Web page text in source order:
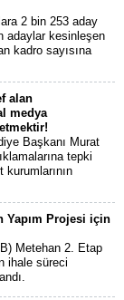
2 bin 253 aday
adaylar kesinleşen
kadro sayısına
alan
medya
Başkanı Murat
tepki
Yapım Projesi için
Metehan 2. Etap
ihale süreci